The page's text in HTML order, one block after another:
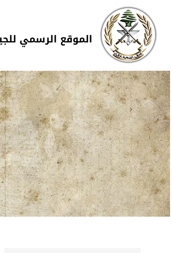
تجاوز إلى المحتوى الرئيسي
Skip to navigation